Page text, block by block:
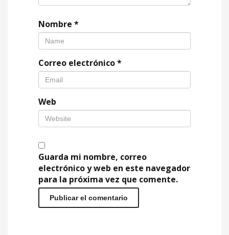
Nombre *
Correo electrónico*
Web
Guarda mi nombre, correo
electrónico y web en este navegador
para la próxima vez que comente.